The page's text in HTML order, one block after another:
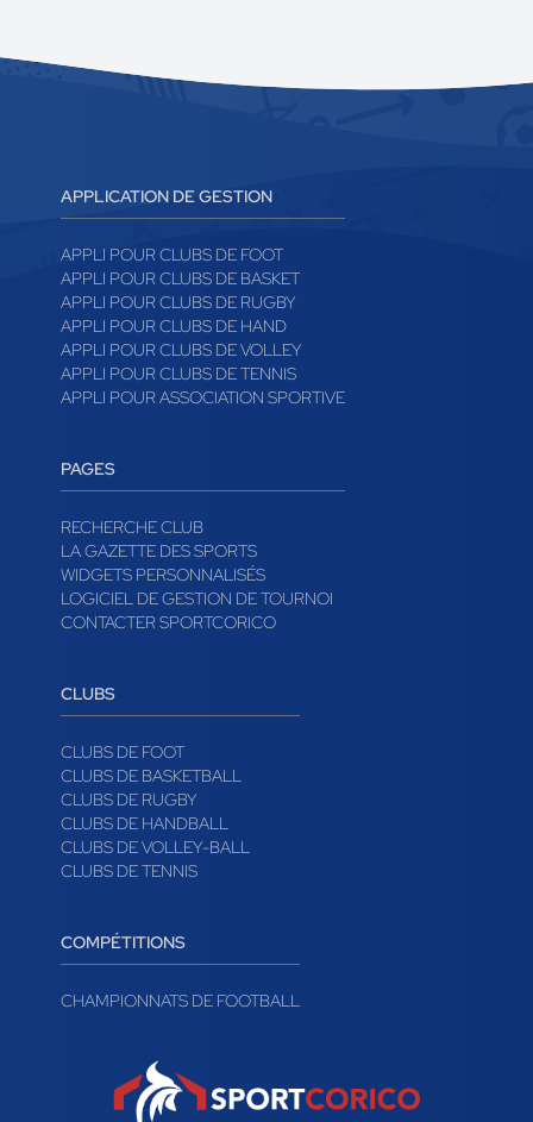
APPLICATION DE GESTION
APPLI POUR CLUBS DE FOOT
APPLI POUR CLUBS DE BASKET
APPLI POUR CLUBS DE RUGBY
APPLI POUR CLUBS DE HAND
APPLI POUR CLUBS DE VOLLEY
PAGES
RECHERCHE CLUB
LA GAZETTE DES SPORTS
WIDGETS PERSONNALISÉS
CLUBS
CLUBS DE FOOT
CLUBS DE BASKETBALL
CLUBS DE RUGBY
CLUBS DE HANDBALL
CLUBS DE TENNIS
COMPÉTITIONS
CHAMPIONNATS DE FOOTBALL